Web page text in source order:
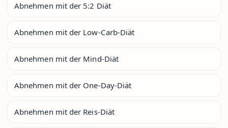
Abnehmen mit der 5:2 Diät
Abnehmen mit der Low-Carb-Diät
Abnehmen mit der Mind-Diät
Abnehmen mit der One-Day-Diät
Abnehmen mit der Reis-Diät